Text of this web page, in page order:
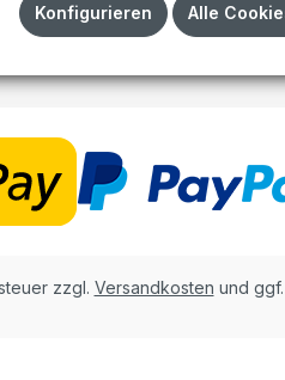
zzgl. Versandkosten und
Konfigurieren Alle